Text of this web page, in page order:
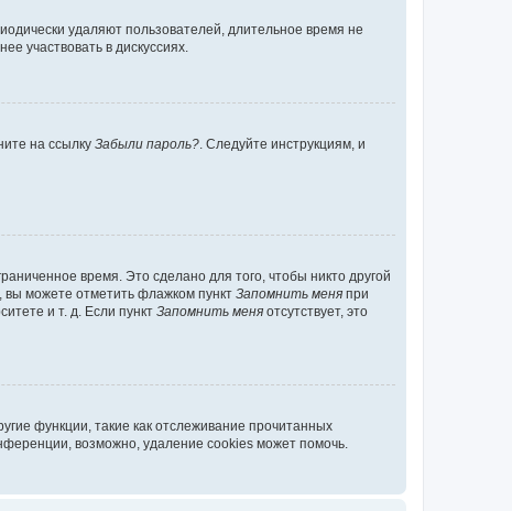
удаляют пользователей, длительное время не
участвовать в дискуссиях.
на ссылку Забыли пароль?. Следуйте инструкциям, и
время. Это сделано для того, чтобы никто другой
вы можете отметить флажком пункт Запомнить меня при
и т. д. Если пункт Запомнить меня отсутствует, это
функции, такие как отслеживание прочитанных
возможно, удаление cookies может помочь.